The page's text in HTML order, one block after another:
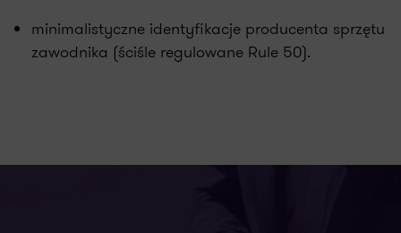
minimalistyczne identyfikacje producenta sprzętu
zawodnika (ściśle regulowane Rule 50).